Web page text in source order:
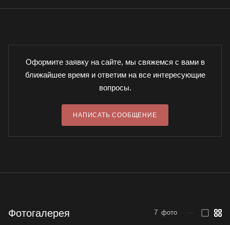
Оформите заявку на сайте, мы свяжемся с вами в
ближайшее время и ответим на все интересующие
вопросы.
НАПИСАТЬ СООБЩЕНИЕ
Фотогалерея 7 фото —